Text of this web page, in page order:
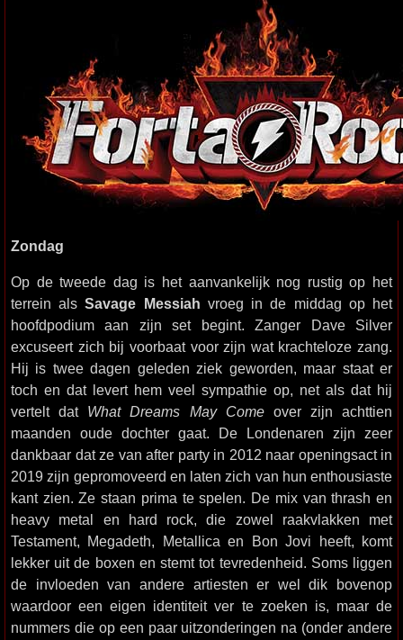
Zondag
Op de tweede dag is het aanvankelijk nog rustig op het
terrein alsSavage Messiah vroeg in de middag op het
hoofdpodium aan zijn set begint. Zanger Dave Silver
excuseert zich bij voorbaat voor zijn wat krachteloze zang.
Hij is twee dagen geleden ziek geworden, maar staat er
toch en dat levert hem veel sympathie op, net als dat hij
vertelt dat What Dreams May Comeover zijn achttien
maanden oude dochter gaat. De Londenaren zijn zeer
dankbaar dat ze van after party in 2012 naar openingsact in
2019 zijn gepromoveerd en laten zich van hun enthousiaste
kant zien. Ze staan prima te spelen. De mix van thrash en
heavy metal en hard rock, die zowel raakvlakken met
Testament, Megadeth, Metallica en Bon Jovi heeft, komt
lekker uit de boxen en stemt tot tevredenheid. Soms liggen
de invloeden van andere artiesten er wel dik bovenop
waardoor een eigen identiteit ver te zoeken is, maar de
nummers die op een paar uitzonderingen na (onder andere